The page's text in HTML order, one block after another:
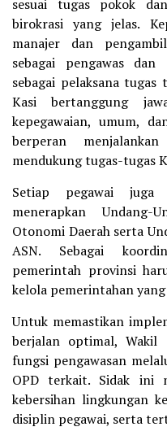
sesuai tugas pokok
birokrasi yang jelas.
manajer dan
sebagai pengawas
sebagai pelaksana tugas
Kasi bertanggung
kepegawaian, umum,
berperan
mendukung tugas-tugas
Setiap pegawai juga
menerapkan
Otonomi Daerah serta
ASN. Sebagai
pemerintah provinsi
kelola pemerintahan yang
Untuk memastikan
berjalan optimal, Wakil
fungsi pengawasan
OPD terkait. Sidak ini
kebersihan lingkungan
disiplin pegawai, serta